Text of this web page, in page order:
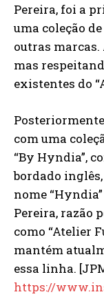
Pereira, foi a
uma coleção
outras marcas.
mas
existentes do
com uma
“By Hyndia”,
bordado
nome
Pereira, razão
como “Atelier
mantém
essa linha.
https://